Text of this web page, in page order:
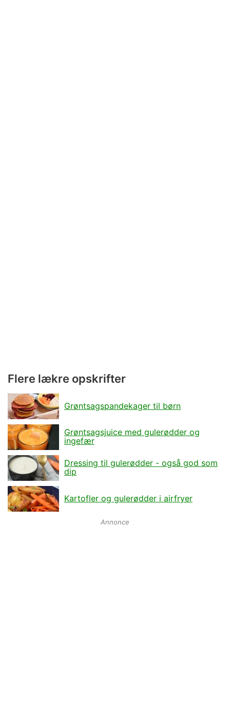
Flere lækre opskrifter
Grøntsagspandekager til børn
Grøntsagsjuice med gulerødder og
ingefær
Dressing til gulerødder - også god som
dip
Kartofler og gulerødder i airfryer
Annonce